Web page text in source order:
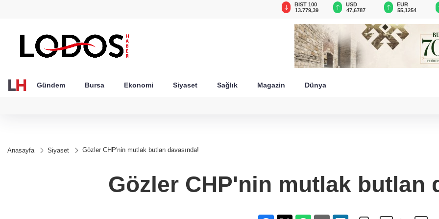
BIST 100
13.779,39
USD
47,6787
EUR
55,1254
Gündem Bursa Ekonomi Siyaset Sağlık Magazin Dünya
Anasayfa Siyaset Gözler CHP'nin mutlak butlan davasında!
Gözler CHP'nin mutlak butlan